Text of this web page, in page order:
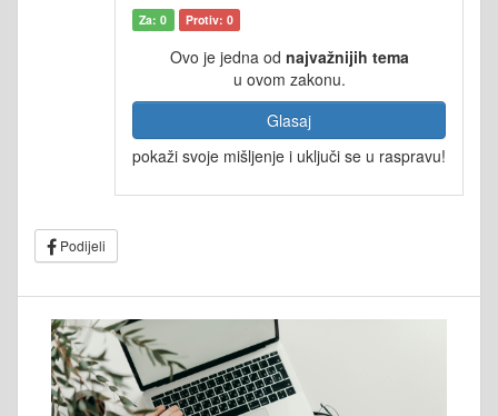
Za: 0 Protiv: 0
Ovo je jedna od najvažnijih tema
u ovom zakonu.
Glasaj
pokaži svoje mišljenje i uključi se u raspravu!
Podijeli